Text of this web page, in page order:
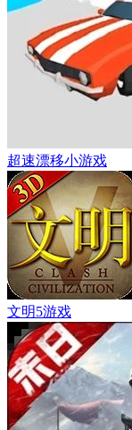
超速漂移小游戏
文明5游戏